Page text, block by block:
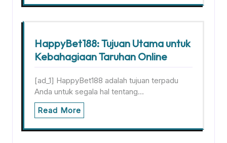
HappyBet188: Tujuan Utama untuk
Kebahagiaan Taruhan Online
[ad_1] HappyBet188 adalah tujuan terpadu
Anda untuk segala hal tentang…
Read More